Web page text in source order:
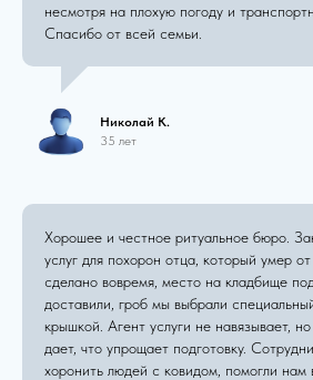
несмотря на плохую погоду и
Спасибо от всей семьи.
Николай К.
35 лет
Хорошее и честное ритуальное бюро.
услуг для похорон отца, который умер
сделано вовремя, место на кладбище
доставили, гроб мы выбрали
крышкой. Агент услуги не навязывает,
дает, что упрощает подготовку.
хоронить людей с ковидом, помогли нам